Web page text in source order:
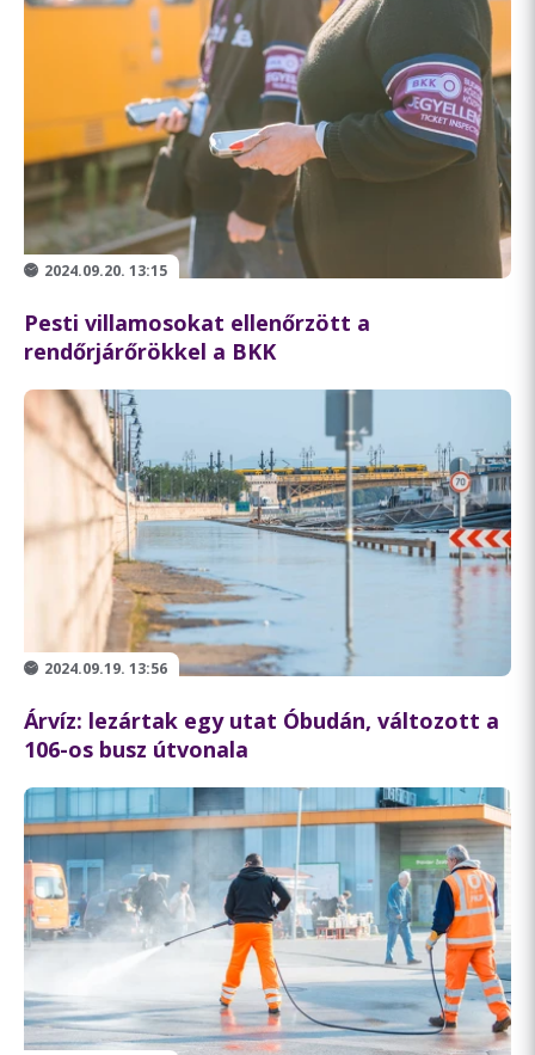
2024.09.20. 13:15
Pesti villamosokat ellenőrzött a
rendőrjárőrökkel a BKK
2024.09.19. 13:56
Árvíz: lezártak egy utat Óbudán, változott a
106-os busz útvonala